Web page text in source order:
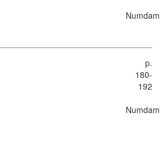
Numdam
p.
180-
192
Numdam